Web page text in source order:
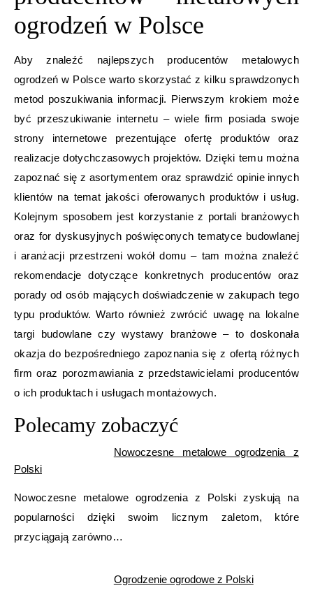
ogrodzeń w Polsce
Aby znaleźć najlepszych producentów metalowych
ogrodzeń w Polsce warto skorzystać z kilku sprawdzonych
metod poszukiwania informacji. Pierwszym krokiem może
być przeszukiwanie internetu – wiele firm posiada swoje
strony internetowe prezentujące ofertę produktów oraz
realizacje dotychczasowych projektów. Dzięki temu można
zapoznać się z asortymentem oraz sprawdzić opinie innych
klientów na temat jakości oferowanych produktów i usług.
Kolejnym sposobem jest korzystanie z portali branżowych
oraz for dyskusyjnych poświęconych tematyce budowlanej
i aranżacji przestrzeni wokół domu – tam można znaleźć
rekomendacje dotyczące konkretnych producentów oraz
porady od osób mających doświadczenie w zakupach tego
typu produktów. Warto również zwrócić uwagę na lokalne
targi budowlane czy wystawy branżowe – to doskonała
okazja do bezpośredniego zapoznania się z ofertą różnych
firm oraz porozmawiania z przedstawicielami producentów
o ich produktach i usługach montażowych.
Polecamy zobaczyć
Nowoczesne metalowe ogrodzenia z
Polski
Nowoczesne metalowe ogrodzenia z Polski zyskują na
popularności dzięki swoim licznym zaletom, które
przyciągają zarówno…
Ogrodzenie ogrodowe z Polski